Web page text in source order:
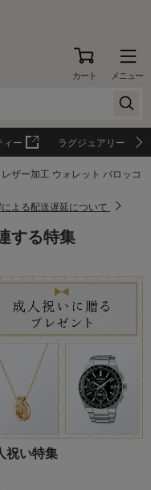
カート メニュー
ィー ラグジュアリー
レザー加工 ウォレット バロッコ
よる配送遅延について
する特集
祝い特集